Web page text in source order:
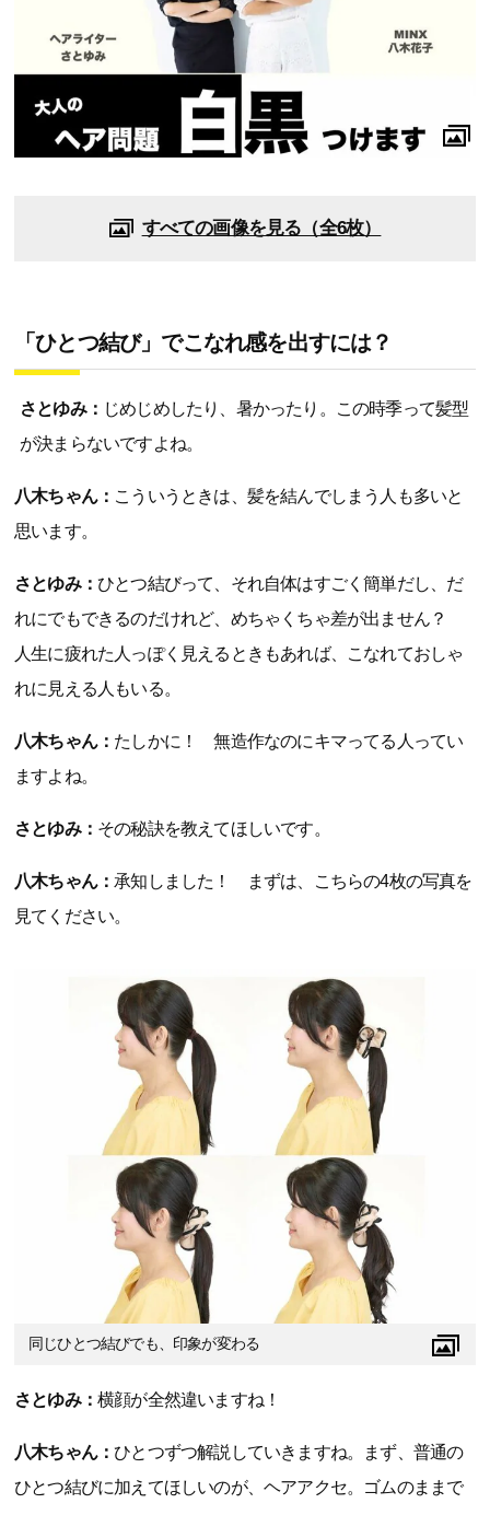
すべての画像を見る（全6枚）
「ひとつ結び」でこなれ感を出すには？
さとゆみ： じめじめしたり、暑かったり。この時季って髪型
が決まらないですよね。
八木ちゃん： こういうときは、髪を結んでしまう人も多いと
思います。
さとゆみ： ひとつ結びって、それ自体はすごく簡単だし、だ
れにでもできるのだけれど、めちゃくちゃ差が出ません？
人生に疲れた人っぽく見えるときもあれば、こなれておしゃ
れに見える人もいる。
八木ちゃん： たしかに！ 無造作なのにキマってる人ってい
ますよね。
さとゆみ： その秘訣を教えてほしいです。
八木ちゃん： 承知しました！ まずは、こちらの4枚の写真を
見てください。
同じひとつ結びでも、印象が変わる
さとゆみ： 横顔が全然違いますね！
八木ちゃん：ひとつずつ解説していきますね。まず、普通の
ひとつ結びに加えてほしいのが、ヘアアクセ。ゴムのままで